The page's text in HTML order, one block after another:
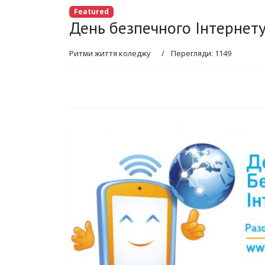
Featured
День безпечного
Ритми життя коледжу Перегляди: 1149